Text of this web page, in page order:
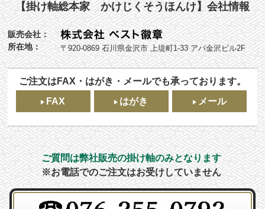
【掛け軸総本家 かけじくそうほんけ】会社情報
販売会社：
所在地：
〒920-0869 石川県金沢市 上堤町1-33 アパ金沢ビル2F
ご注文はFAX・はがき・メールでも承っております。
FAX
はがき メール
ご質問は弊社販売の掛け軸のみとなります
※お電話でのご注文はお受けしていません